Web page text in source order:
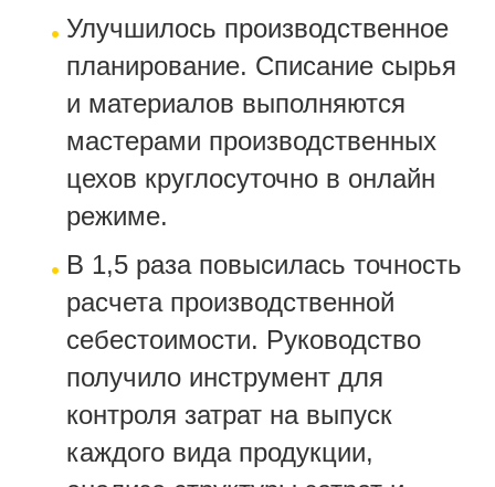
Улучшилось производственное
планирование. Списание сырья
и материалов выполняются
мастерами производственных
цехов круглосуточно в онлайн
режиме.
В 1,5 раза повысилась точность
расчета производственной
себестоимости. Руководство
получило инструмент для
контроля затрат на выпуск
каждого вида продукции,